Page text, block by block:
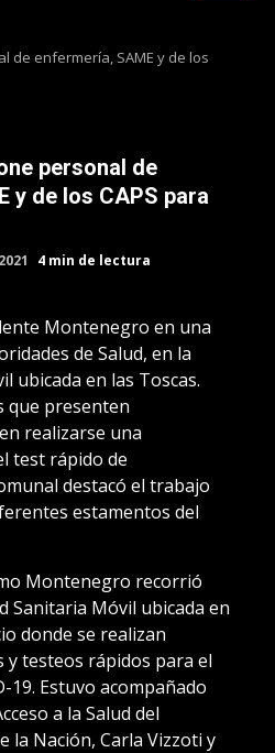
de enfermería, SAME y de los
personal de
y de los CAPS para
4 min de lectura
Montenegro en una
de Salud, en la
ubicada en las Toscas.
que presenten
realizarse una
test rápido de
destacó el trabajo
estamentos del
Montenegro recorrió
Sanitaria Móvil ubicada en
donde se realizan
y testeos rápidos para el
19. Estuvo acompañado
a la Salud del
la Nación, Carla Vizzoti y